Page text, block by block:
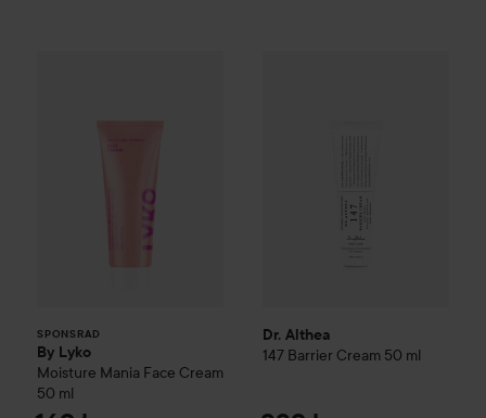
SPONSRAD
By Lyko
Moisture Mania Face Cream
50 ml
Dr. Althea
147 Barrier Cream 50 ml